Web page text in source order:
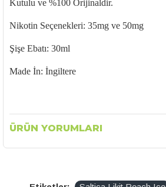
Kutulu ve %100 Orijinaldir.
Nikotin Seçenekleri: 35mg ve 50mg
Şişe Ebatı: 30ml
Made İn: İngiltere
ÜRÜN YORUMLARI